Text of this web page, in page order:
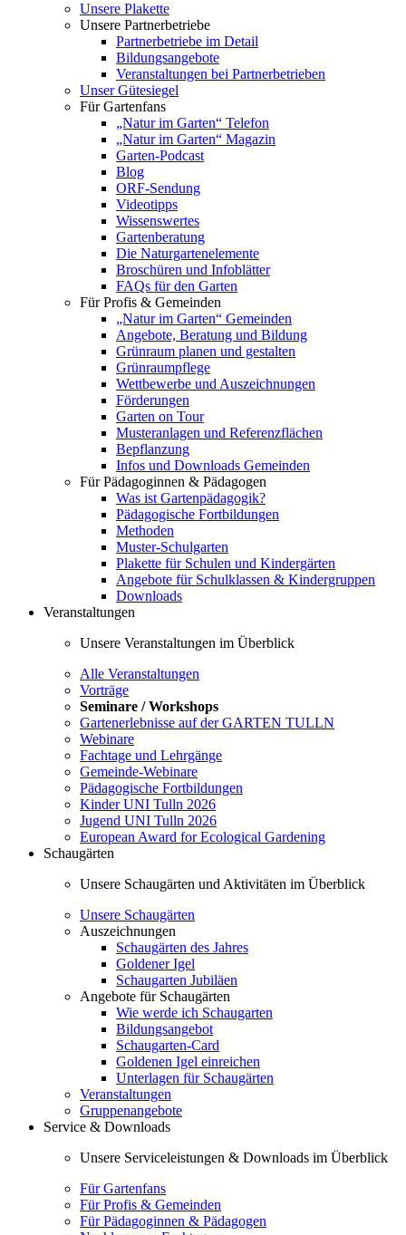
Unsere Plakette
Unsere Partnerbetriebe
Partnerbetriebe im Detail
Bildungsangebote
Veranstaltungen bei Partnerbetrieben
Unser Gütesiegel
Für Gartenfans
„Natur im Garten“ Telefon
„Natur im Garten“ Magazin
Garten-Podcast
Blog
ORF-Sendung
Videotipps
Wissenswertes
Gartenberatung
Die Naturgartenelemente
Broschüren und Infoblätter
FAQs für den Garten
Für Profis & Gemeinden
„Natur im Garten“ Gemeinden
Angebote, Beratung und Bildung
Grünraum planen und gestalten
Grünraumpflege
Wettbewerbe und Auszeichnungen
Förderungen
Garten on Tour
Musteranlagen und Referenzflächen
Bepflanzung
Infos und Downloads Gemeinden
Für Pädagoginnen & Pädagogen
Was ist Gartenpädagogik?
Pädagogische Fortbildungen
Methoden
Muster-Schulgarten
Plakette für Schulen und Kindergärten
Angebote für Schulklassen & Kindergruppen
Downloads
Veranstaltungen
Unsere Veranstaltungen im Überblick
Alle Veranstaltungen
Vorträge
Seminare / Workshops
Gartenerlebnisse auf der GARTEN TULLN
Webinare
Fachtage und Lehrgänge
Gemeinde-Webinare
Pädagogische Fortbildungen
Kinder UNI Tulln 2026
Jugend UNI Tulln 2026
European Award for Ecological Gardening
Schaugärten
Unsere Schaugärten und Aktivitäten im Überblick
Unsere Schaugärten
Auszeichnungen
Schaugärten des Jahres
Goldener Igel
Schaugarten Jubiläen
Angebote für Schaugärten
Wie werde ich Schaugarten
Bildungsangebot
Schaugarten-Card
Goldenen Igel einreichen
Unterlagen für Schaugärten
Veranstaltungen
Gruppenangebote
Service & Downloads
Unsere Serviceleistungen & Downloads im Überblick
Für Gartenfans
Für Profis & Gemeinden
Für Pädagoginnen & Pädagogen